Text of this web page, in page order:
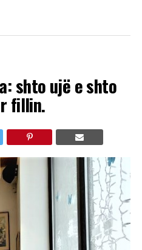
shto ujë e shto
fillin.